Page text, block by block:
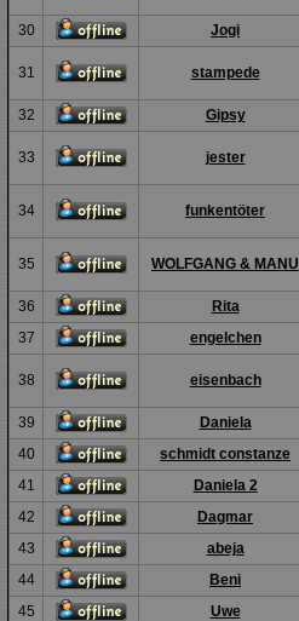
30 Jogi
31 stampede
32 Gipsy
33 jester
34 funkentöter
35 WOLFGANG & MANU
36
Rita
37
engelchen
38 eisenbach
39
Daniela
40
schmidt constanze
41
Daniela 2
42
Dagmar
43
abeja
44
Beni
45
Uwe